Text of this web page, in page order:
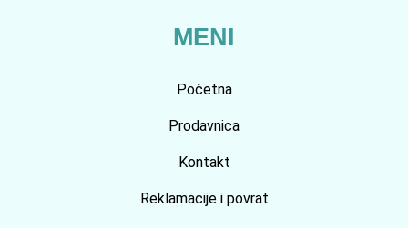
MENI
Početna
Prodavnica
Kontakt
Reklamacije i povrat